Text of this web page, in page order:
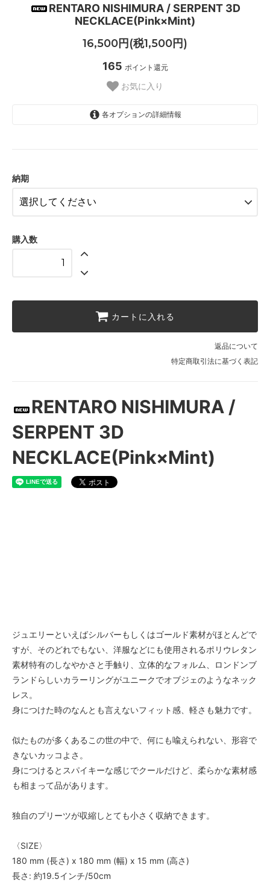
RENTARO NISHIMURA / SERPENT 3D
NECKLACE(Pink×Mint)
16,500円(税1,500円)
165 ポイント還元
お気に入り
各オプションの詳細情報
納期
購入数
カートに入れる
返品について
特定商取引法に基づく表記
RENTARO NISHIMURA /
SERPENT 3D
NECKLACE(Pink×Mint)
ジュエリーといえばシルバーもしくはゴールド素材がほとんどで
すが、そのどれでもない、洋服などにも使用されるポリウレタン
素材特有のしなやかさと手触り、立体的なフォルム、ロンドンブ
ランドらしいカラーリングがユニークでオブジェのようなネック
レス。
身につけた時のなんとも言えないフィット感、軽さも魅力です。
似たものが多くあるこの世の中で、何にも喩えられない、形容で
きないカッコよさ。
身につけるとスパイキーな感じでクールだけど、柔らかな素材感
も相まって品があります。
独自のプリーツが収縮しとても小さく収納できます。
〈SIZE〉
180 mm (長さ) x 180 mm (幅) x 15 mm (高さ)
長さ: 約19.5インチ/50cm